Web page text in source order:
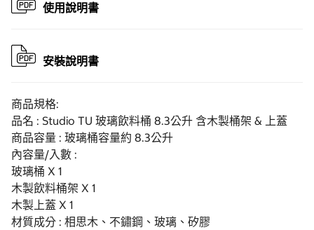
使用說明書
安裝說明書
商品規格:
品名 : Studio TU 玻璃飲料桶 8.3公升 含木製桶架 & 上蓋
商品容量 : 玻璃桶容量約 8.3公升
內容量/入數 :
玻璃桶 X 1
木製飲料桶架 X 1
木製上蓋 X 1
材質成分 : 相思木、不鏽鋼、玻璃、矽膠